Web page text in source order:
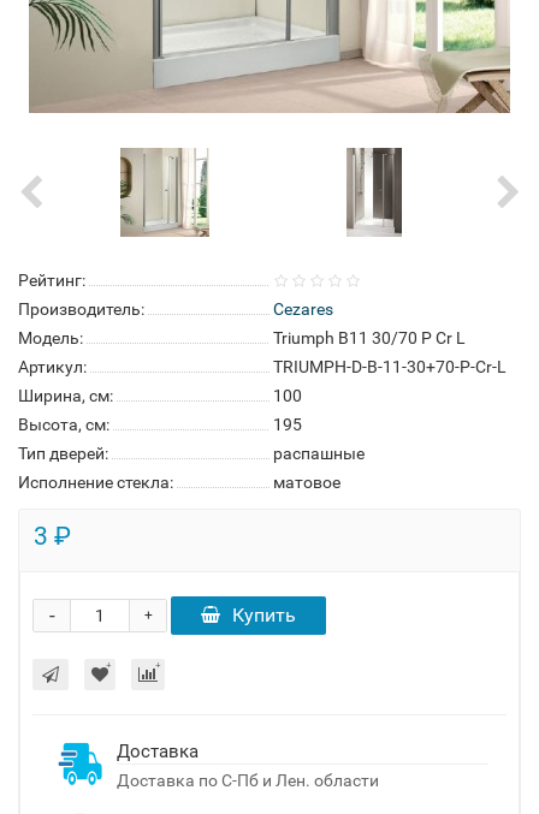
Рейтинг:
Производитель:
Cezares
Модель:
Triumph B11 30/70 P Cr L
Артикул:
TRIUMPH-D-B-11-30+70-P-Cr-L
Ширина, см:
100
Высота, см:
195
Тип дверей:
распашные
Исполнение стекла:
матовое
3 ₽
+
- Купить
Доставка
Доставка по С-Пб и Лен. области